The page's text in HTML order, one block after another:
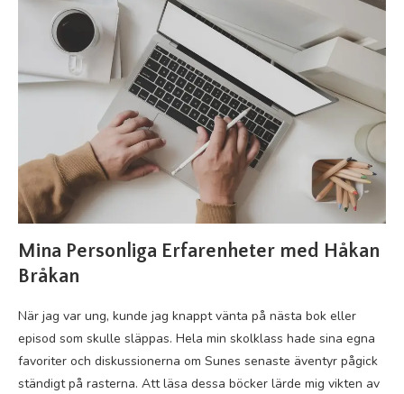
Mina Personliga Erfarenheter med Håkan
Bråkan
När jag var ung, kunde jag knappt vänta på nästa bok eller
episod som skulle släppas. Hela min skolklass hade sina egna
favoriter och diskussionerna om Sunes senaste äventyr pågick
ständigt på rasterna. Att läsa dessa böcker lärde mig vikten av